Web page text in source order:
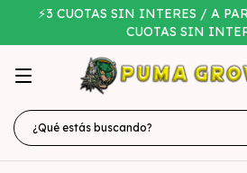
⚡3 CUOTAS SIN INTERES / A
CUOTAS SIN